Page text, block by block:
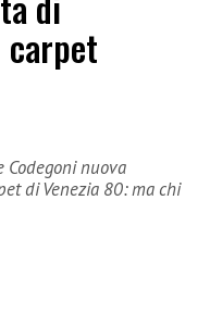
Codegoni nuova
di Venezia 80: ma chi